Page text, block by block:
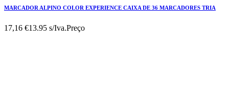
MARCADOR ALPINO COLOR EXPERIENCE CAIXA DE 36 MARCADORES TRIA
17,16 €13.95 s/Iva.Preço